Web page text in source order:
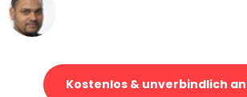
Kostenlos & unverbindlich